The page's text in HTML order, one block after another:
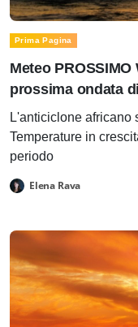
Prima Pagina
Meteo
prossima ondata
L'anticiclone africano
Temperature in
periodo
Elena Rava